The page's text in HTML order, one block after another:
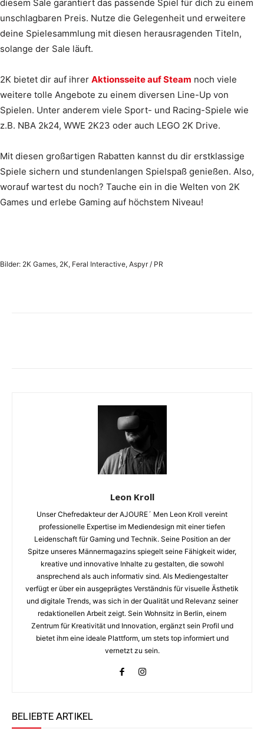
diesem Sale garantiert das passende Spiel für dich zu einem
unschlagbaren Preis. Nutze die Gelegenheit und erweitere
deine Spielesammlung mit diesen herausragenden Titeln,
solange der Sale läuft.
2K bietet dir auf ihrer Aktionsseite auf Steam noch viele
weitere tolle Angebote zu einem diversen Line-Up von
Spielen. Unter anderem viele Sport- und Racing-Spiele wie
z.B. NBA 2k24, WWE 2K23 oder auch LEGO 2K Drive.
Mit diesen großartigen Rabatten kannst du dir erstklassige
Spiele sichern und stundenlangen Spielspaß genießen. Also,
worauf wartest du noch? Tauche ein in die Welten von 2K
Games und erlebe Gaming auf höchstem Niveau!
Bilder: 2K Games, 2K, Feral Interactive, Aspyr / PR
Leon Kroll
Unser Chefredakteur der AJOURE´ Men Leon Kroll vereint
professionelle Expertise im Mediendesign mit einer tiefen
Leidenschaft für Gaming und Technik. Seine Position an der
Spitze unseres Männermagazins spiegelt seine Fähigkeit wider,
kreative und innovative Inhalte zu gestalten, die sowohl
ansprechend als auch informativ sind. Als Mediengestalter
verfügt er über ein ausgeprägtes Verständnis für visuelle Ästhetik
und digitale Trends, was sich in der Qualität und Relevanz seiner
redaktionellen Arbeit zeigt. Sein Wohnsitz in Berlin, einem
Zentrum für Kreativität und Innovation, ergänzt sein Profil und
bietet ihm eine ideale Plattform, um stets top informiert und
vernetzt zu sein.
BELIEBTE ARTIKEL